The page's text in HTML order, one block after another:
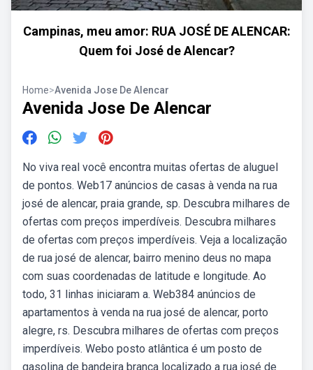
Campinas, meu amor: RUA JOSÉ DE ALENCAR:
Quem foi José de Alencar?
Home>Avenida Jose De Alencar
Avenida Jose De Alencar
No viva real você encontra muitas ofertas de aluguel
de pontos. Web17 anúncios de casas à venda na rua
josé de alencar, praia grande, sp. Descubra milhares de
ofertas com preços imperdíveis. Descubra milhares
de ofertas com preços imperdíveis. Veja a localização
de rua josé de alencar, bairro menino deus no mapa
com suas coordenadas de latitude e longitude. Ao
todo, 31 linhas iniciaram a. Web384 anúncios de
apartamentos à venda na rua josé de alencar, porto
alegre, rs. Descubra milhares de ofertas com preços
imperdíveis. Webo posto atlântica é um posto de
gasolina de bandeira branca localizado a rua josé de